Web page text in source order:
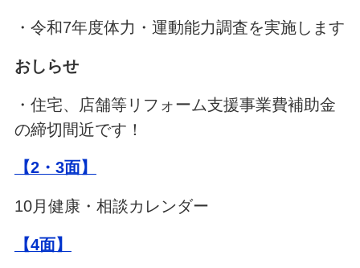
・令和7年度体力・運動能力調査を実施します
おしらせ
・住宅、店舗等リフォーム支援事業費補助金
の締切間近です！
【2・3面】
10月健康・相談カレンダー
【4面】